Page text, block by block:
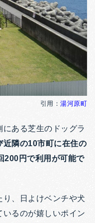
引用： 湯河原町
ある芝生のドッグラ
近隣の10市町に在住の
200円で利用が可能で
、日よけベンチや犬
るのが嬉しいポイン